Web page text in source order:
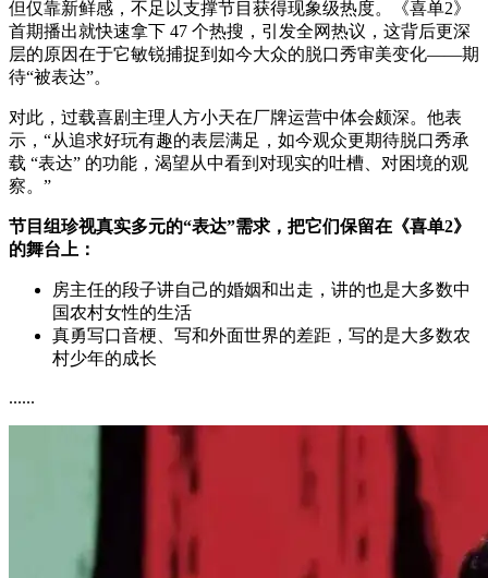
但仅靠新鲜感，不足以支撑节目获得现象级热度。《喜单2》
首期播出就快速拿下 47 个热搜，引发全网热议，这背后更深
层的原因在于它敏锐捕捉到如今大众的脱口秀审美变化——期
待“被表达”。
对此，过载喜剧主理人方小天在厂牌运营中体会颇深。他表
示，“从追求好玩有趣的表层满足，如今观众更期待脱口秀承
载 “表达” 的功能，渴望从中看到对现实的吐槽、对困境的观
察。”
节目组珍视真实多元的“表达”需求，把它们保留在《喜单2》
的舞台上：
房主任的段子讲自己的婚姻和出走，讲的也是大多数中
国农村女性的生活
真勇写口音梗、写和外面世界的差距，写的是大多数农
村少年的成长
......